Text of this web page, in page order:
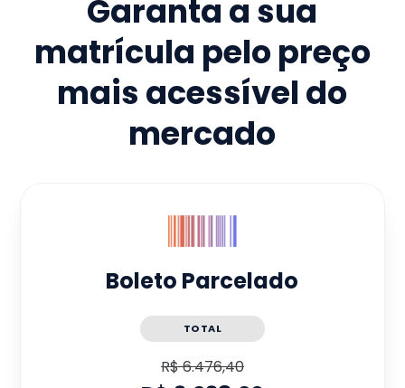
Garanta a sua
matrícula pelo preço
mais acessível do
mercado
Boleto Parcelado
TOTAL
R$ 6.476,40